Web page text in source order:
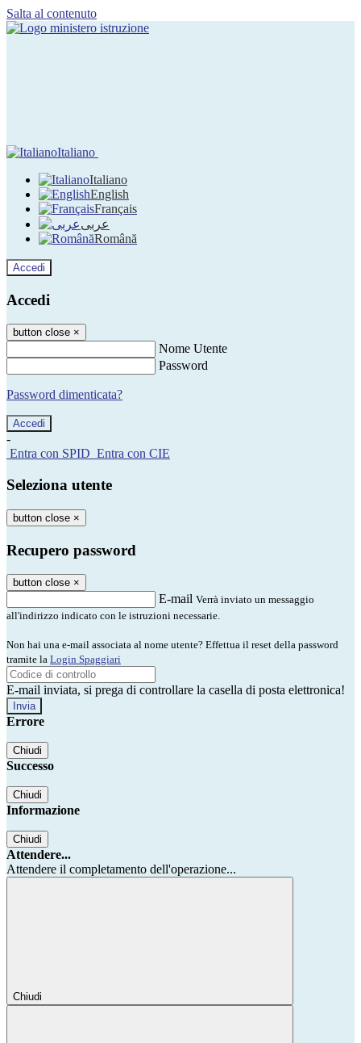
Salta al contenuto
Italiano
Italiano
English
Français
عربى
Română
Accedi
Accedi
button close ×
Nome Utente
Password
Password dimenticata?
-
Entra con SPID Entra con CIE
Seleziona utente
button close ×
Recupero password
button close ×
E-mail Verrà inviato un messaggio
all'indirizzo indicato con le istruzioni necessarie.
Non hai una e-mail associata al nome utente? Effettua il reset della password
tramite la Login Spaggiari
E-mail inviata, si prega di controllare la casella di posta elettronica!
Errore
Chiudi
Successo
Chiudi
Informazione
Chiudi
Attendere...
Attendere il completamento dell'operazione...
Chiudi